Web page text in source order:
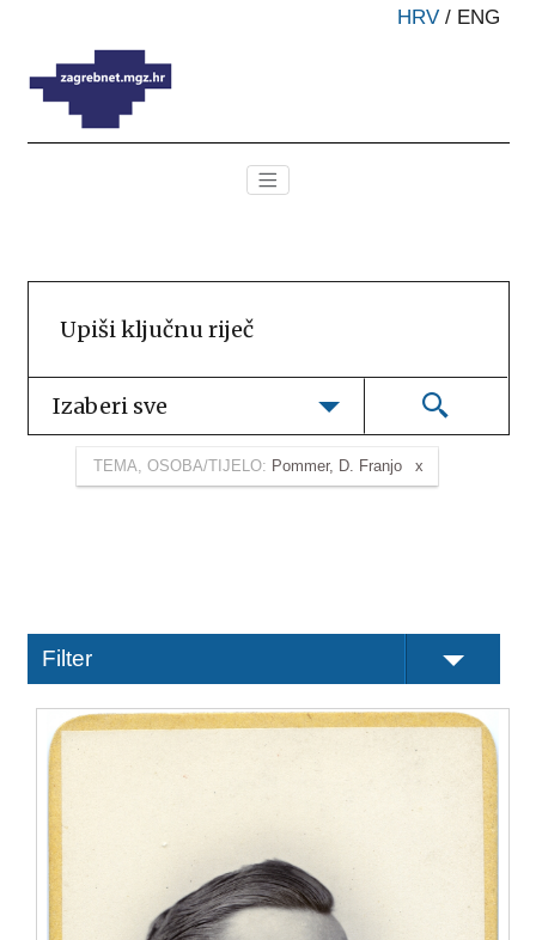
HRV / ENG
Izaberi sve
TEMA, OSOBA/TIJELO: Pommer, D. Franjo
Filter